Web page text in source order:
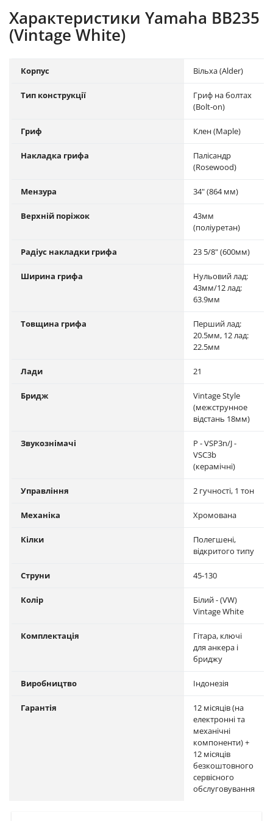
Характеристики Yamaha BB235
(Vintage White)
Корпус Вільха (Alder)
Тип конструкції
Гриф на болтах
(Bolt-on)
Гриф Клен (Maple)
Накладка грифа
Палісандр
(Rosewood)
Мензура 34" (864 мм)
Верхній поріжок
43мм
(поліуретан)
Радіус накладки грифа 23 5/8" (600мм)
Ширина грифа
Нульовий лад:
43мм/12 лад:
63.9мм
Товщина грифа
Перший лад:
20.5мм, 12 лад:
22.5мм
Лади 21
Бридж
Vintage Style
(межструнное
відстань 18мм)
Звукознімачі
P - VSP3n/J -
VSC3b
(керамічні)
Управління 2 гучності, 1 тон
Механіка Хромована
Кілки
Полегшені,
відкритого типу
Струни 45-130
Колір
Білий - (VW)
Vintage White
Комплектація
Гітара, ключі
для анкера і
бриджу
Виробництво Індонезія
Гарантія
12 місяців (на
електронні та
механічні
компоненти) +
12 місяців
безкоштовного
сервісного
обслуговування